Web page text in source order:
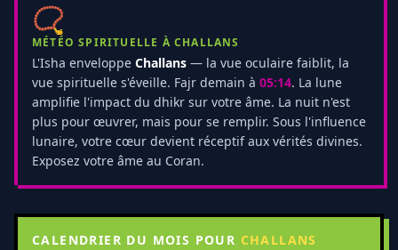
📿
MÉTÉO SPIRITUELLE À CHALLANS
L'Isha enveloppe Challans — la vue oculaire faiblit, la
vue spirituelle s'éveille. Fajr demain à 05:14. La lune
amplifie l'impact du dhikr sur votre âme. La nuit n'est
plus pour œuvrer, mais pour se remplir. Sous l'influence
lunaire, votre cœur devient réceptif aux vérités divines.
Exposez votre âme au Coran.
CALENDRIER DU MOIS POUR CHALLANS